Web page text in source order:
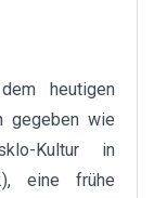
heutigen
gegeben wie
Kultur in
eine frühe